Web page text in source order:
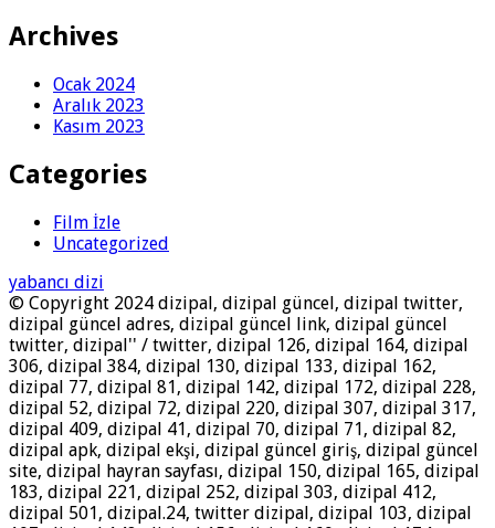
Archives
Ocak 2024
Aralık 2023
Kasım 2023
Categories
Film İzle
Uncategorized
yabancı dizi
© Copyright 2024 dizipal, dizipal güncel, dizipal twitter,
dizipal güncel adres, dizipal güncel link, dizipal güncel
twitter, dizipal'' / twitter, dizipal 126, dizipal 164, dizipal
306, dizipal 384, dizipal 130, dizipal 133, dizipal 162,
dizipal 77, dizipal 81, dizipal 142, dizipal 172, dizipal 228,
dizipal 52, dizipal 72, dizipal 220, dizipal 307, dizipal 317,
dizipal 409, dizipal 41, dizipal 70, dizipal 71, dizipal 82,
dizipal apk, dizipal ekşi, dizipal güncel giriş, dizipal güncel
site, dizipal hayran sayfası, dizipal 150, dizipal 165, dizipal
183, dizipal 221, dizipal 252, dizipal 303, dizipal 412,
dizipal 501, dizipal.24, twitter dizipal, dizipal 103, dizipal